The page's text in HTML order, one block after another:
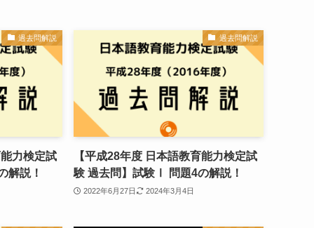
過去問解説
力検定試
解説！
過去問解説
【平成28年度 日本語教育能力検定試
験 過去問】試験Ⅰ 問題4の解説！
2022年6月27日 2024年3月4日